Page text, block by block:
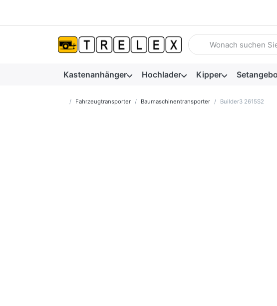
Geben Sie einen
Kastenanhänger Hochlader Kipper
Startseite
Fahrzeugtransporter Baumaschinentransporter Builder3 2615S2